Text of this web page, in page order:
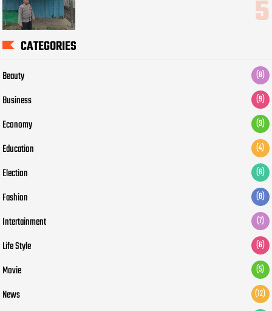
CATEGORIES
Beauty (8)
Business (9)
Economy (9)
Education (4)
Election (6)
Fashion (8)
Intertainment (7)
Life Style (6)
Movie (5)
News (12)